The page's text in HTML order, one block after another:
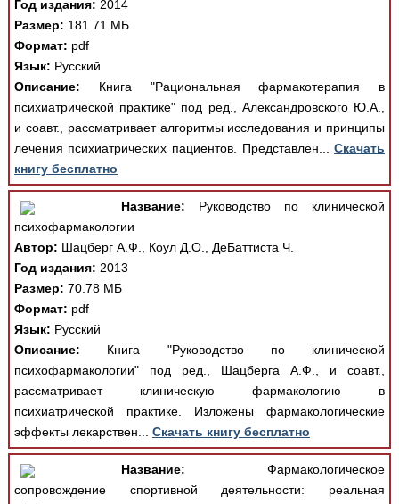
Год издания: 2014
Размер: 181.71 МБ
Формат: pdf
Язык: Русский
Описание: Книга "Рациональная фармакотерапия в
психиатрической практике" под ред., Александровского Ю.А.,
и соавт., рассматривает алгоритмы исследования и принципы
лечения психиатрических пациентов. Представлен...Скачать
книгу бесплатно
Название: Руководство по клинической
психофармакологии
Автор: Шацберг А.Ф., Коул Д.О., ДеБаттиста Ч.
Год издания: 2013
Размер: 70.78 МБ
Формат: pdf
Язык: Русский
Описание: Книга "Руководство по клинической
психофармакологии" под ред., Шацберга А.Ф., и соавт.,
рассматривает клиническую фармакологию в
психиатрической практике. Изложены фармакологические
эффекты лекарствен... Скачать книгу бесплатно
Название: Фармакологическое
сопровождение спортивной деятельности: реальная